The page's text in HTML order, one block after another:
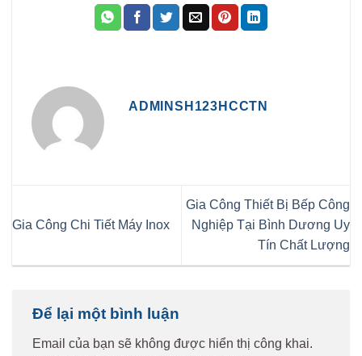
ADMINSH123HCCTN
Gia Công Chi Tiết Máy Inox
Gia Công Thiết Bị Bếp Công
Nghiệp Tại Bình Dương Uy
Tín Chất Lượng
Để lại một bình luận
Email của bạn sẽ không được hiển thị công khai.